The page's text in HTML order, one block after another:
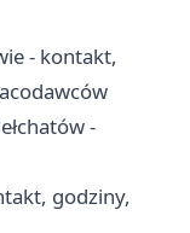
- kontakt,
-
godziny,